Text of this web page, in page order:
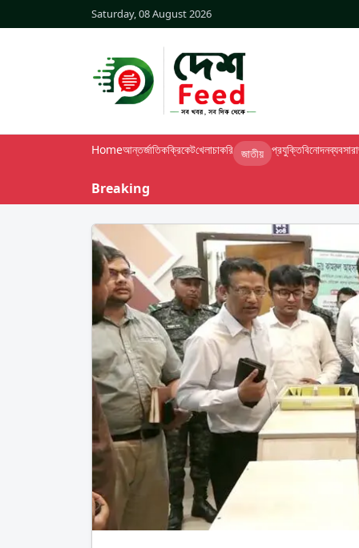
Saturday, 08 August 2026
Homeআন্তর্জাতিকক্রিকেটখেলাচাকরি জাতীয় প্রযুক্তিবিনোদনব্যবসা
Breaking